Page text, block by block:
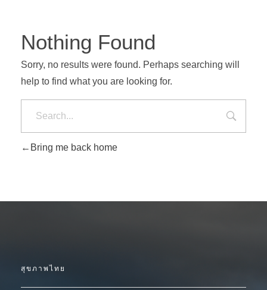
Nothing Found
Sorry, no results were found. Perhaps searching will
help to find what you are looking for.
Bring me back home
สุขภาพไทย